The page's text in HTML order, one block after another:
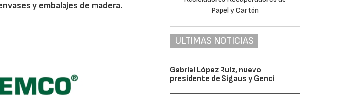
y embalajes de madera.
ÚLTIMAS NOTICIAS
Gabriel López Ruiz, nuevo
presidente de Sigaus y Genci